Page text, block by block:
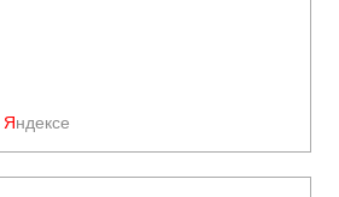
Яндексе